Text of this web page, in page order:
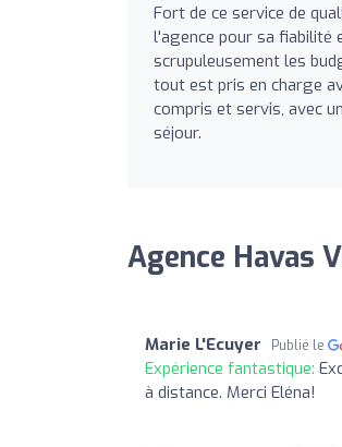
Fort de ce service de
l'agence pour sa fiabilité
scrupuleusement les
tout est pris en charge
compris et servis, avec
séjour.
Agence Havas
Marie L'Ecuyer Publié le
Expérience fantastique:
à distance. Merci Eléna!